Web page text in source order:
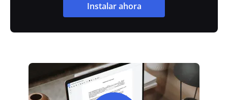
Instalar ahora